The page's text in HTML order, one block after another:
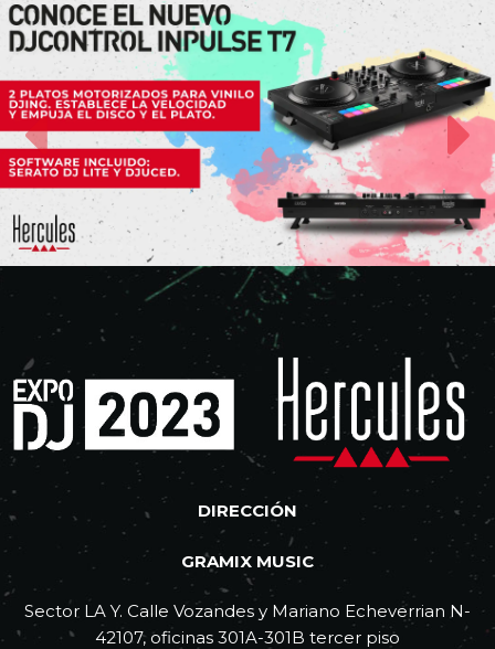
DIRECCIÓN
GRAMIX MUSIC
Sector LA Y. Calle Vozandes y Mariano Echeverrian N-
42107, oficinas 301A-301B tercer piso